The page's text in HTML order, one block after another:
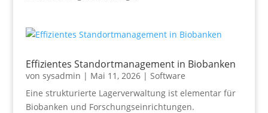
Effizientes Standortmanagement in Biobanken
von sysadmin | Mai 11, 2026| Software
Eine strukturierte Lagerverwaltung ist elementar für
Biobanken und Forschungseinrichtungen.